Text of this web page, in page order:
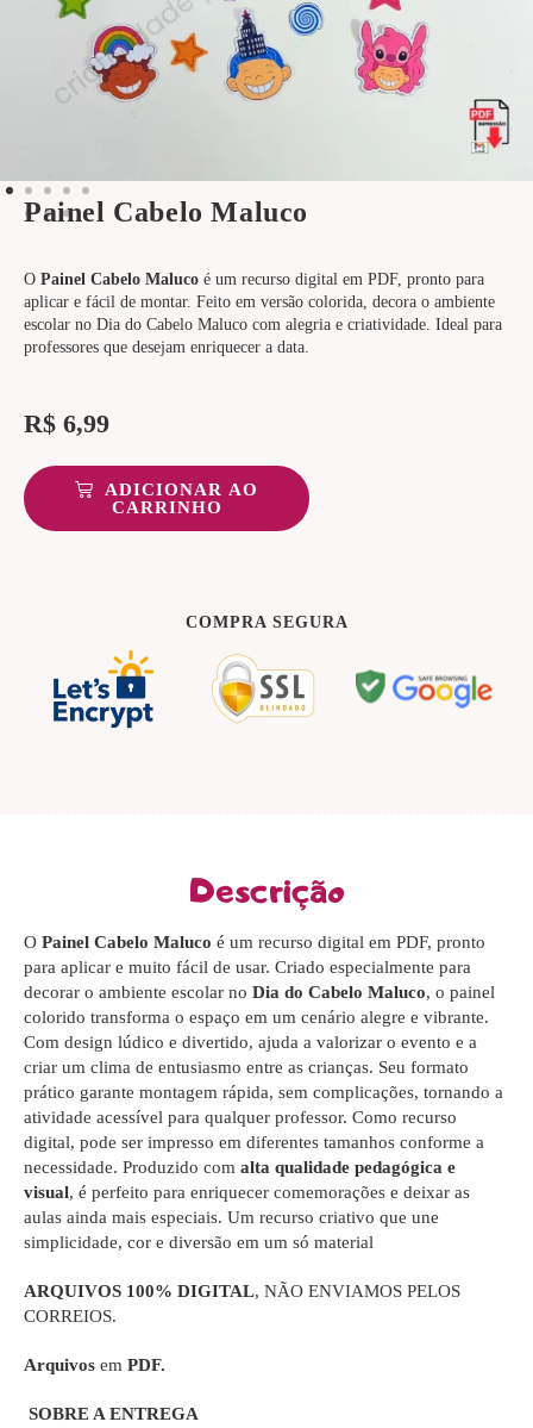
Painel Cabelo Maluco
O Painel Cabelo Maluco é um recurso digital em PDF, pronto para
aplicar e fácil de montar. Feito em versão colorida, decora o ambiente
escolar no Dia do Cabelo Maluco com alegria e criatividade. Ideal para
professores que desejam enriquecer a data.
R$ 6,99
ADICIONAR AO
CARRINHO
COMPRA SEGURA
Descrição
O Painel Cabelo Maluco é um recurso digital em PDF, pronto
para aplicar e muito fácil de usar. Criado especialmente para
decorar o ambiente escolar no Dia do Cabelo Maluco, o painel
colorido transforma o espaço em um cenário alegre e vibrante.
Com design lúdico e divertido, ajuda a valorizar o evento e a
criar um clima de entusiasmo entre as crianças. Seu formato
prático garante montagem rápida, sem complicações, tornando a
atividade acessível para qualquer professor. Como recurso
digital, pode ser impresso em diferentes tamanhos conforme a
necessidade. Produzido com alta qualidade pedagógica e
visual, é perfeito para enriquecer comemorações e deixar as
aulas ainda mais especiais. Um recurso criativo que une
simplicidade, cor e diversão em um só material
ARQUIVOS 100% DIGITAL, NÃO ENVIAMOS PELOS
CORREIOS.
Arquivos em PDF.
SOBRE A ENTREGA